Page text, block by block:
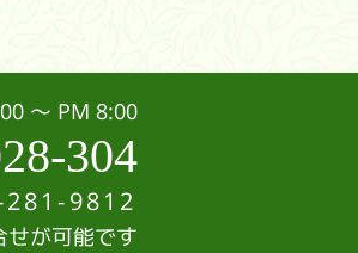
〜 PM 8:00
304
281-9812
せが可能です